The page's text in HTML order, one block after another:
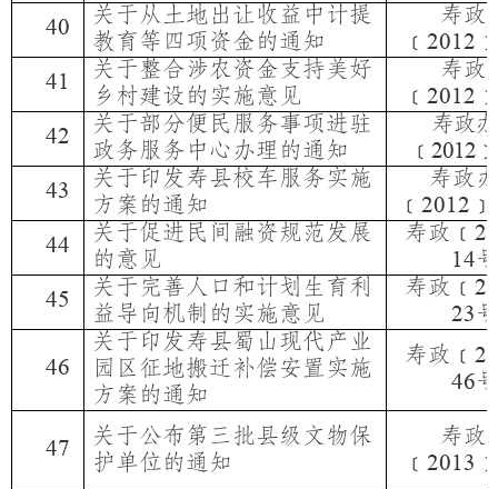
40
关于从土地出让收益中计提
教育等四项资金的通知
寿政
﹝ 2012 ﹞
41
关于整合涉农资金支持美好
乡村建设的实施意见
寿政
﹝ 2012 ﹞
42
关于部分便民服务事项进驻
政务服务中心办理的通知
寿政
﹝ 2012﹞
43
关于印发寿县校车服务实施
方案的通知
寿政
﹝ 2012 ﹞
44
关于促进民间融资规范发展
的意见
寿政﹝
14号
45
关于完善人口和计划生育利
益导向机制的实施意见
寿政﹝
23号
46
关于印发寿县蜀山现代产业
园区征地搬迁补偿安置实施
方案的通知
寿政﹝
46号
47
关于公布第三批县级文物保
护单位的通知
寿政
﹝ 2013 ﹞